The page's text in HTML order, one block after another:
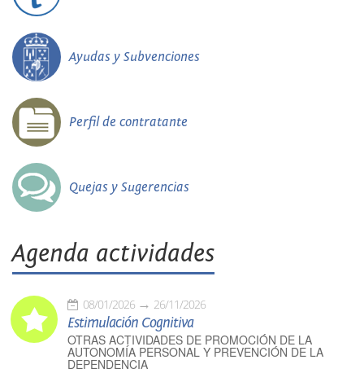
Ayudas y Subvenciones
Perfil de contratante
Quejas y Sugerencias
Agenda actividades
08/01/2026 26/11/2026
Estimulación Cognitiva
OTRAS ACTIVIDADES DE PROMOCIÓN DE LA
AUTONOMÍA PERSONAL Y PREVENCIÓN DE LA
DEPENDENCIA